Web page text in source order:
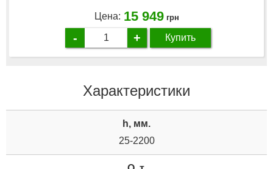
Цена: 15 949 грн
- + Купить
Характеристики
h, мм.
25-2200